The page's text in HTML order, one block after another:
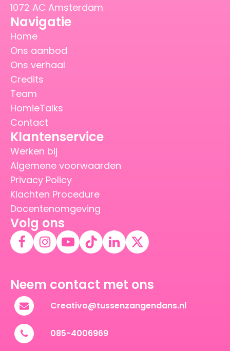
1072 AC Amsterdam
Navigatie
Home
Ons aanbod
Ons verhaal
Credits
Team
HomieTalks
Contact
Klantenservice
Werken bij
Algemene voorwaarden
Privacy Policy
Klachten Procedure
Docentenomgeving
Volg ons
Neem contact met ons
Creativo@tussenzangendans.nl
085-4006969